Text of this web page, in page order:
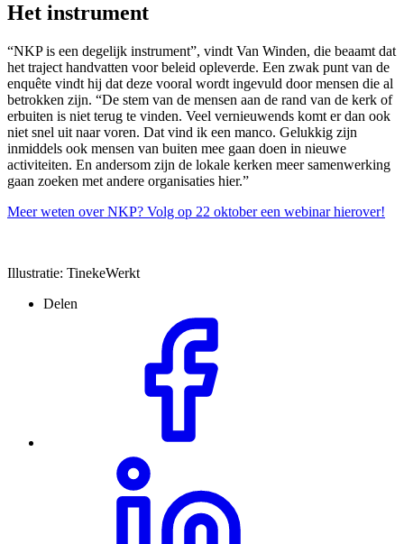
Het instrument
“NKP is een degelijk instrument”, vindt Van Winden, die beaamt dat
het traject handvatten voor beleid opleverde. Een zwak punt van de
enquête vindt hij dat deze vooral wordt ingevuld door mensen die al
betrokken zijn. “De stem van de mensen aan de rand van de kerk of
erbuiten is niet terug te vinden. Veel vernieuwends komt er dan ook
niet snel uit naar voren. Dat vind ik een manco. Gelukkig zijn
inmiddels ook mensen van buiten mee gaan doen in nieuwe
activiteiten. En andersom zijn de lokale kerken meer samenwerking
gaan zoeken met andere organisaties hier.”
Meer weten over NKP? Volg op 22 oktober een webinar hierover!
Illustratie: TinekeWerkt
Delen